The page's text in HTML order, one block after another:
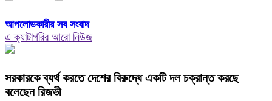
আপলোডকারীর সব সংবাদ
এ ক্যাটাগরির আরো নিউজ
সরকারকে ব্যর্থ করতে দেশের বিরুদ্ধে একটি দল চক্রান্ত করছে
বলেছেন রিজভী